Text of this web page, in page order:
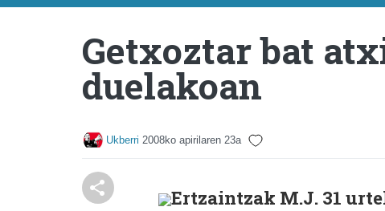
Getxoztar bat
duelakoan
Ukberri 2008ko apirilaren 23a
Ertzaintzak M.J. 31